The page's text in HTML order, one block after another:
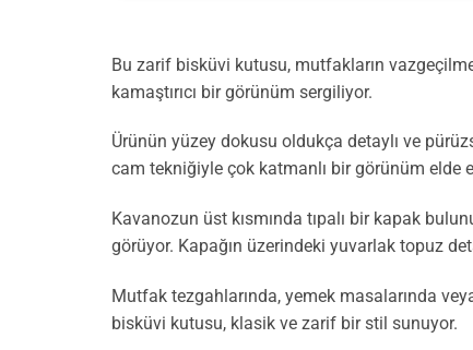
Bu zarif bisküvi kutusu, mutfakların
kamaştırıcı bir görünüm sergiliyor.
Ürünün yüzey dokusu oldukça detaylı ve
cam tekniğiyle çok katmanlı bir görünüm elde
Kavanozun üst kısmında tıpalı bir kapak
görüyor. Kapağın üzerindeki yuvarlak topuz
Mutfak tezgahlarında, yemek masalarında
bisküvi kutusu, klasik ve zarif bir stil sunuyor.